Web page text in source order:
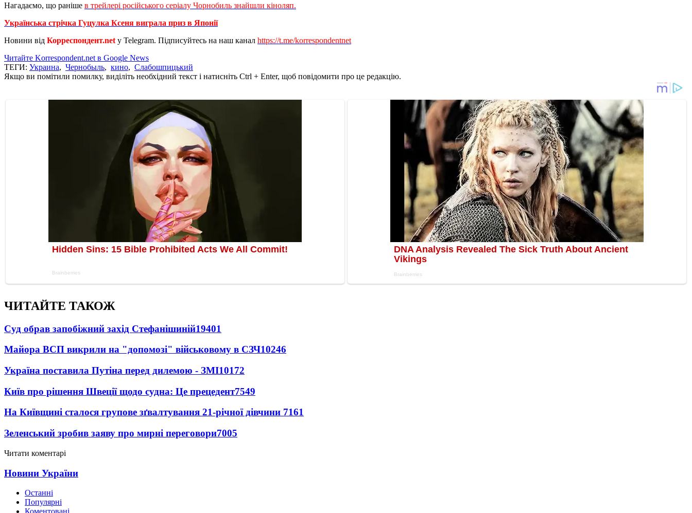
Нагадаємо, що раніше в трейлері російського серіалу Чорнобиль знайшли кіноляп.
Українська стрічка Гуцулка Ксеня виграла приз в Японії
Новини від Корреспондент.net у Telegram. Підписуйтесь на наш канал https://t.me/korrespondentnet
Читайте Korrespondent.net в Google News
ТЕГИ: Украина, Чернобыль, кино, Слабошпицький
Якщо ви помітили помилку, виділіть необхідний текст і натисніть Ctrl + Enter, щоб повідомити про це редакцію.
ЧИТАЙТЕ ТАКОЖ
Суд обрав запобіжний захід Стефанішиній19401
Майора ВСП викрили на "допомозі" військовому в СЗЧ10246
Україна поставила Путіна перед дилемою - ЗМІ10172
Київ про рішення Швеції щодо судна: Це прецедент7549
На Київщині сталося групове зґвалтування 21-річної дівчини 7161
Зеленський зробив заяву про мирні переговори7005
Читати коментарі
Новини України
Останні
Популярні